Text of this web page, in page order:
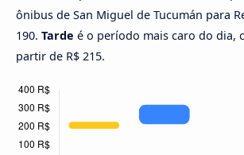
ônibus de San Miguel de Tucumán para
190. Tarde é o período mais caro do dia,
partir de R$ 215.